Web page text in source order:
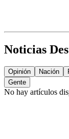
Noticias
Opinión Nación
Gente
No hay artículos